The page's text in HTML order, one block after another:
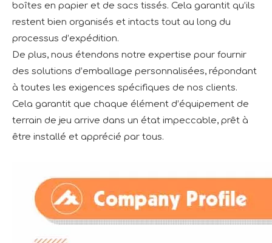
boîtes en papier et de sacs tissés. Cela garantit qu’ils
restent bien organisés et intacts tout au long du
processus d’expédition.
De plus, nous étendons notre expertise pour fournir
des solutions d’emballage personnalisées, répondant
à toutes les exigences spécifiques de nos clients.
Cela garantit que chaque élément d’équipement de
terrain de jeu arrive dans un état impeccable, prêt à
être installé et apprécié par tous.